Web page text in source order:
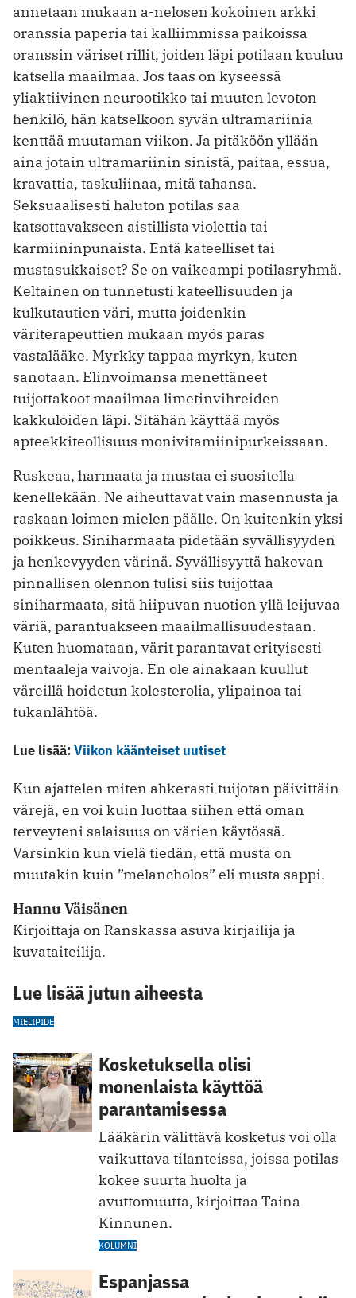
annetaan mukaan a-nelosen kokoinen arkki
oranssia paperia tai kalliimmissa paikoissa
oranssin väriset rillit, joiden läpi potilaan kuuluu
katsella maailmaa. Jos taas on kyseessä
yliaktiivinen neurootikko tai muuten levoton
henkilö, hän katselkoon syvän ultramariinia
kenttää muutaman viikon. Ja pitäköön yllään
aina jotain ultramariinin sinistä, paitaa, essua,
kravattia, taskuliinaa, mitä tahansa.
Seksuaalisesti haluton potilas saa
katsottavakseen aistillista violettia tai
karmiinin­punaista. Entä kateelliset tai
mustasukkaiset? Se on vaikeampi potilasryhmä.
Keltainen on tunnetusti kateellisuuden ja
kulkutautien väri, mutta joidenkin
väriterapeuttien mukaan myös paras
vastalääke. Myrkky tappaa myrkyn, kuten
sanotaan. Elinvoimansa menettäneet
tuijottakoot maailmaa limetinvihreiden
kakkuloiden läpi. Sitähän käyttää myös
apteekkiteollisuus monivitamiinipurkeissaan.
Ruskeaa, harmaata ja mustaa ei suositella
kenellekään. Ne aiheuttavat vain masennusta ja
raskaan loimen mielen päälle. On kuitenkin ­yksi
poikkeus. Siniharmaata pidetään syvällisyyden
ja henkevyyden värinä. Syvällisyyttä hakevan
pinnallisen olennon tulisi siis tuijottaa
siniharmaata, sitä hiipuvan nuotion yllä leijuvaa
väriä, parantuakseen maailmallisuudestaan.
Kuten huomataan, värit parantavat erityisesti
mentaaleja vaivoja. En ole ainakaan kuullut
väreillä hoidetun kolesterolia, ylipainoa tai
tukanlähtöä.
Lue lisää:Viikon käänteiset uutiset
Kun ajattelen miten ahkerasti tuijotan päivittäin
värejä, en voi kuin luottaa siihen että oman
terveyteni salaisuus on värien käytössä.
Varsinkin kun vielä tiedän, että musta on
muutakin kuin ”melancholos” eli musta sappi.
Hannu Väisänen
Kirjoittaja on Ranskassa asuva kirjailija ja
kuvataiteilija.
Lue lisää jutun aiheesta
MIELIPIDE
Kosketuksella olisi
monenlaista käyttöä
parantamisessa
Lääkärin välittävä kosketus voi olla
vaikuttava tilanteissa, joissa potilas
kokee suurta huolta ja
avuttomuutta, kirjoittaa Taina
Kinnunen.
KOLUMNI
Espanjassa